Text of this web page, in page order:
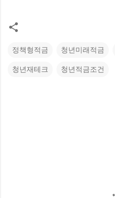
정책형적금 청년미래적금
청년재테크 청년적금조건